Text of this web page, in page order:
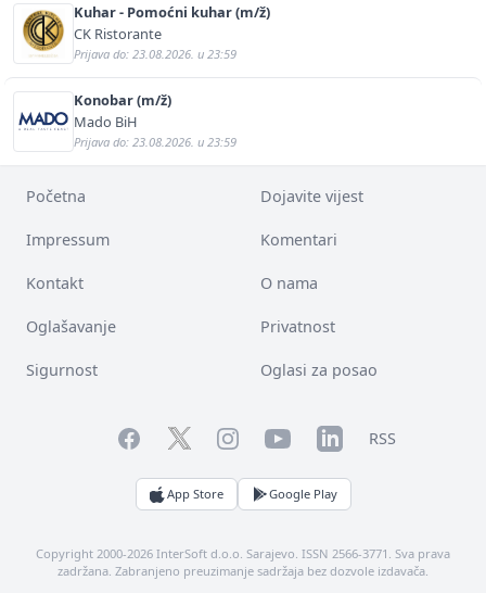
Kuhar - Pomoćni kuhar (m/ž)
CK Ristorante
Prijava do: 23.08.2026. u 23:59
Konobar (m/ž)
Mado BiH
Prijava do: 23.08.2026. u 23:59
Početna Dojavite vijest
Impressum Komentari
Kontakt O nama
Oglašavanje Privatnost
Sigurnost Oglasi za posao
FacebookTwitterInstagramYouTubeLinkedInRSS
App Store Google Play
Copyright 2000-2026 InterSoft d.o.o. Sarajevo. ISSN 2566-3771. Sva prava
zadržana. Zabranjeno preuzimanje sadržaja bez dozvole izdavača.